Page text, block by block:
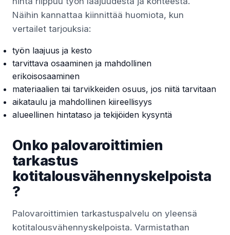
Näihin kannattaa kiinnittää huomiota, kun
vertailet tarjouksia:
työn laajuus ja kesto
tarvittava osaaminen ja mahdollinen
erikoisosaaminen
materiaalien tai tarvikkeiden osuus, jos niitä tarvitaan
aikataulu ja mahdollinen kiireellisyys
alueellinen hintataso ja tekijöiden kysyntä
Onko palovaroittimien
tarkastus
kotitalousvähennyskelpoista
?
Palovaroittimien tarkastuspalvelu on yleensä
kotitalousvähennyskelpoista. Varmistathan